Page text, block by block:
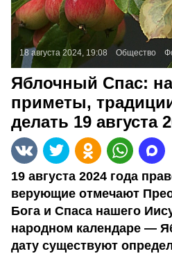
18 августа 2024, 19:08 Общество
Яблочный Спас:
приметы,
делать 19 августа
19 августа 2024 года
верующие отмечают
Бога и Спаса нашего
народном календаре —
дату существуют